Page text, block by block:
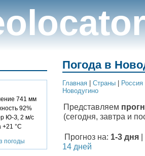
741 мм
92%
Ю-З, 2 м/с
+21 °C
погоды
Погода в
Главная Cтраны Россия
Новодугино
Представляем
(сегодня, завтра и
Прогноз на: 1-3 дня
14 дней